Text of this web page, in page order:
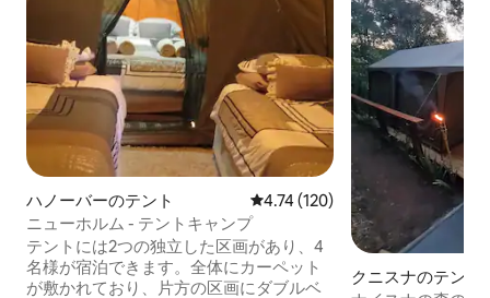
ハノーバーのテント レビュー120件、5つ星中4.74つ
4.74 (120)
ニューホルム - テントキャンプ
テントには2つの独立した区画があり、4
名様が宿泊できます。全体にカーペット
が敷かれており、片方の区画にダブルベ
クニスナのテント